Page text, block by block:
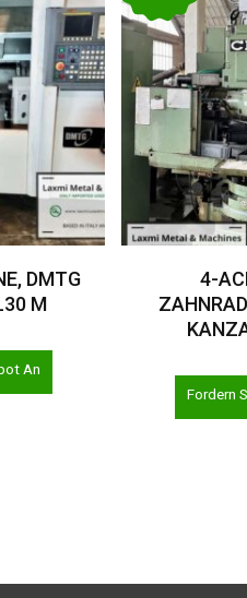
DMTG
M
An
4-
Fordern